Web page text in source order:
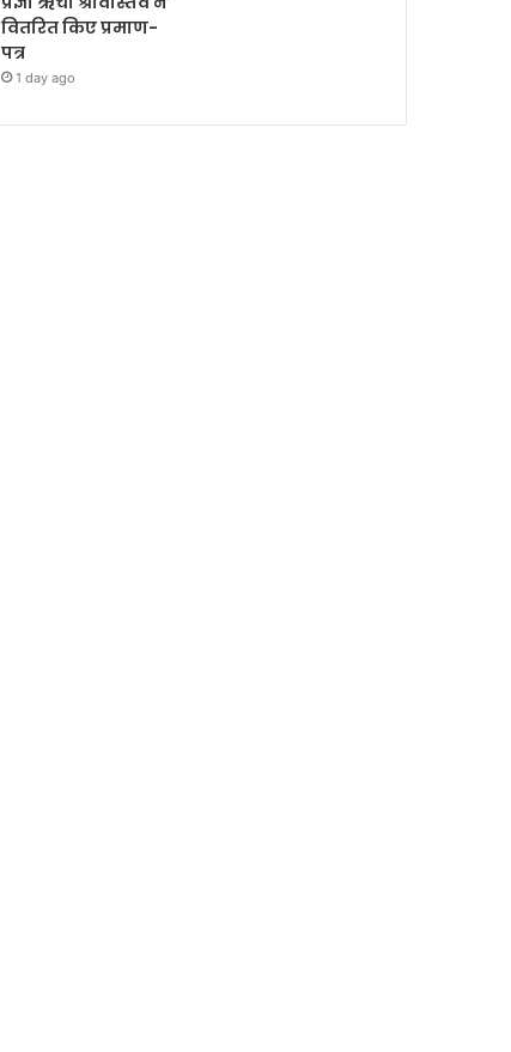
वितरित किए प्रमाण-
पत्र
1 day ago